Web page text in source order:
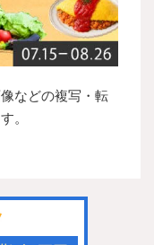
などの複写・転
。